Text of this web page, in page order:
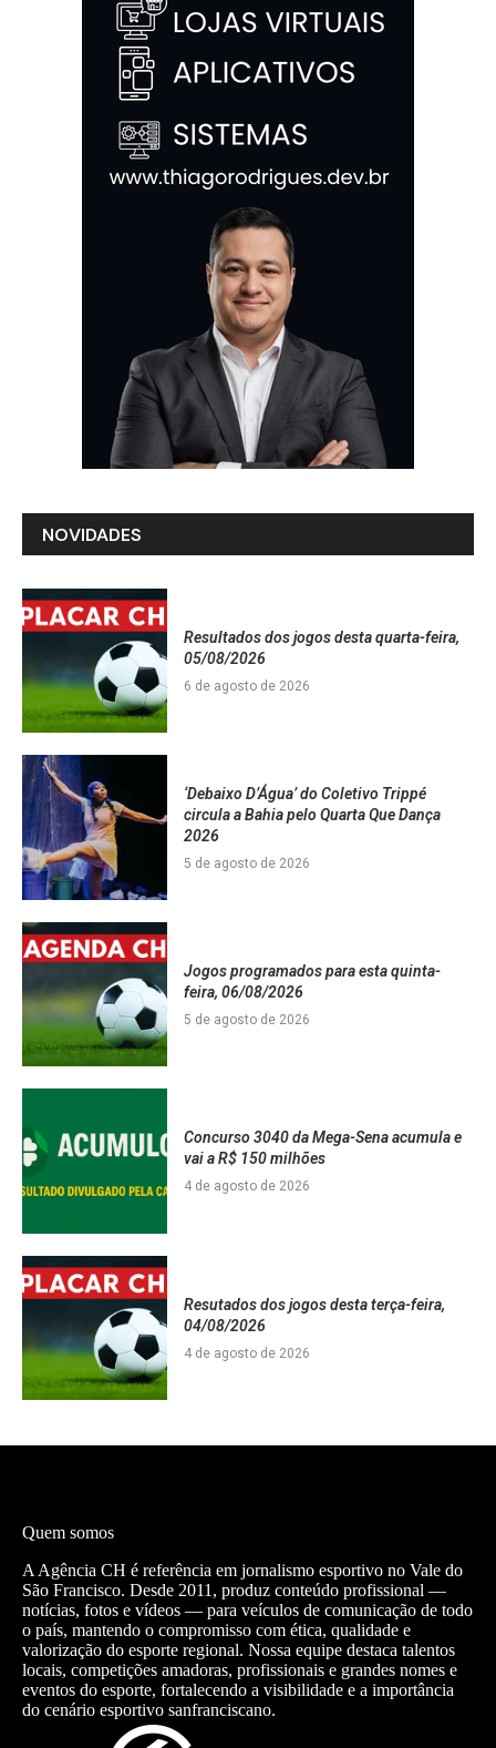
NOVIDADES
Resultados dos jogos desta quarta-feira,
05/08/2026
6 de agosto de 2026
‘Debaixo D’Água’ do Coletivo Trippé
circula a Bahia pelo Quarta Que Dança
2026
5 de agosto de 2026
Jogos programados para esta quinta-
feira, 06/08/2026
5 de agosto de 2026
Concurso 3040 da Mega-Sena acumula e
vai a R$ 150 milhões
4 de agosto de 2026
Resutados dos jogos desta terça-feira,
04/08/2026
4 de agosto de 2026
Quem somos
A Agência CH é referência em jornalismo esportivo no Vale do
São Francisco. Desde 2011, produz conteúdo profissional —
notícias, fotos e vídeos — para veículos de comunicação de todo
o país, mantendo o compromisso com ética, qualidade e
valorização do esporte regional. Nossa equipe destaca talentos
locais, competições amadoras, profissionais e grandes nomes e
eventos do esporte, fortalecendo a visibilidade e a importância
do cenário esportivo sanfranciscano.